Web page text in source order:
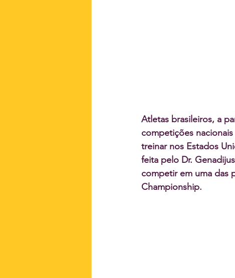
Atletas brasileiros, a
competições
treinar nos Estados
feita pelo Dr.
competir em uma das
Championship.